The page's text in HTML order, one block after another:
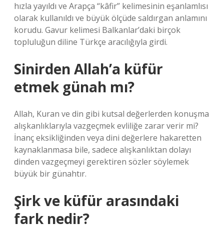
hızla yayıldı ve Arapça “kâfir” kelimesinin eşanlamlısı
olarak kullanıldı ve büyük ölçüde saldırgan anlamını
korudu. Gavur kelimesi Balkanlar’daki birçok
topluluğun diline Türkçe aracılığıyla girdi.
Sinirden Allah’a küfür
etmek günah mı?
Allah, Kuran ve din gibi kutsal değerlerden konuşma
alışkanlıklarıyla vazgeçmek evliliğe zarar verir mi?
İnanç eksikliğinden veya dini değerlere hakaretten
kaynaklanmasa bile, sadece alışkanlıktan dolayı
dinden vazgeçmeyi gerektiren sözler söylemek
büyük bir günahtır.
Şirk ve küfür arasındaki
fark nedir?